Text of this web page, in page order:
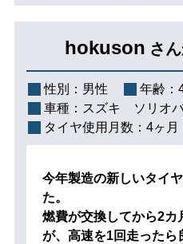
hokuson さ
性別： 男性 年齢：
車種： スズキ ソリオ
タイヤ使用月数： 4ヶ月
今年製造の新しいタイ
た。
燃費が交換してから2
が、高速を1回走ったら